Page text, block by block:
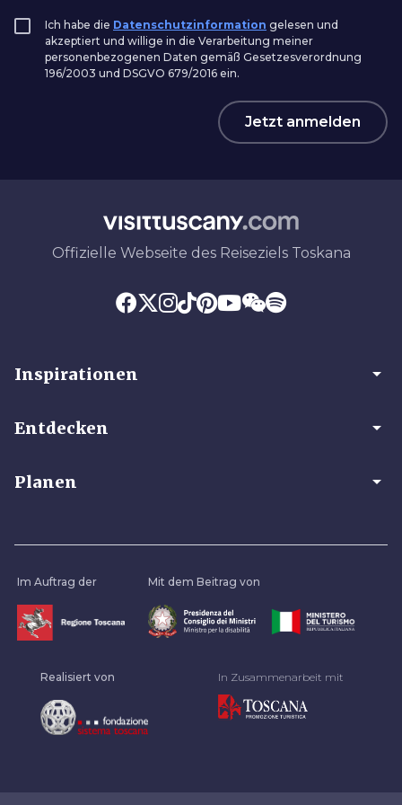
Ich habe die Datenschutzinformation gelesen und
akzeptiert und willige in die Verarbeitung meiner
personenbezogenen Daten gemäß Gesetzesverordnung
196/2003 und DSGVO 679/2016 ein.
Jetzt anmelden
Offizielle Webseite des Reiseziels Toskana
Inspirationen arrow_drop_down
Entdecken arrow_drop_down
Planen arrow_drop_down
Im Auftrag der Mit dem Beitrag von
Realisiert von In Zusammenarbeit mit